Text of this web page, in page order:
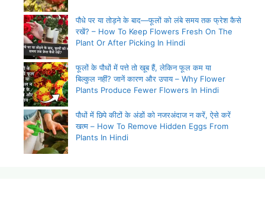
पौधे पर या तोड़ने के बाद—फूलों को लंबे समय तक फ्रेश कैसे
रखें? – How To Keep Flowers Fresh On The
Plant Or After Picking In Hindi
फूलों के पौधों में पत्ते तो खूब हैं, लेकिन फूल कम या
बिल्कुल नहीं? जानें कारण और उपाय – Why Flower
Plants Produce Fewer Flowers In Hindi
पौधों में छिपे कीटों के अंडों को नजरअंदाज न करें, ऐसे करें
खत्म – How To Remove Hidden Eggs From
Plants In Hindi